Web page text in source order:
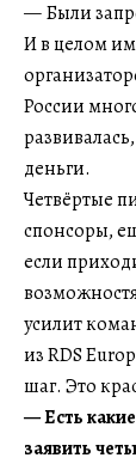
— Были
И в целом
России
деньги.
Четвёртые
спонсоры,
если
усилит
из RDS
шаг. Это
— Есть
заявить